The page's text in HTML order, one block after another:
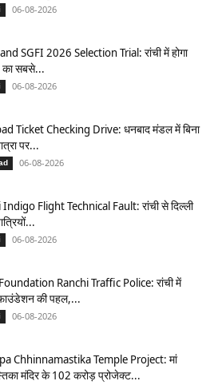
06-08-2026
SGFI 2026 Selection Trial: रांची में होगा
सबसे...
06-08-2026
Ticket Checking Drive: धनबाद मंडल में बिना
पर...
06-08-2026
Indigo Flight Technical Fault: रांची से दिल्ली
06-08-2026
Ranchi Traffic Police: रांची में
की पहल,...
06-08-2026
Chhinnamastika Temple Project: मां
मंदिर के 102 करोड़ प्रोजेक्ट...